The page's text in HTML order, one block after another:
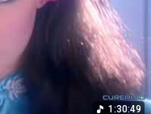
1:30:49